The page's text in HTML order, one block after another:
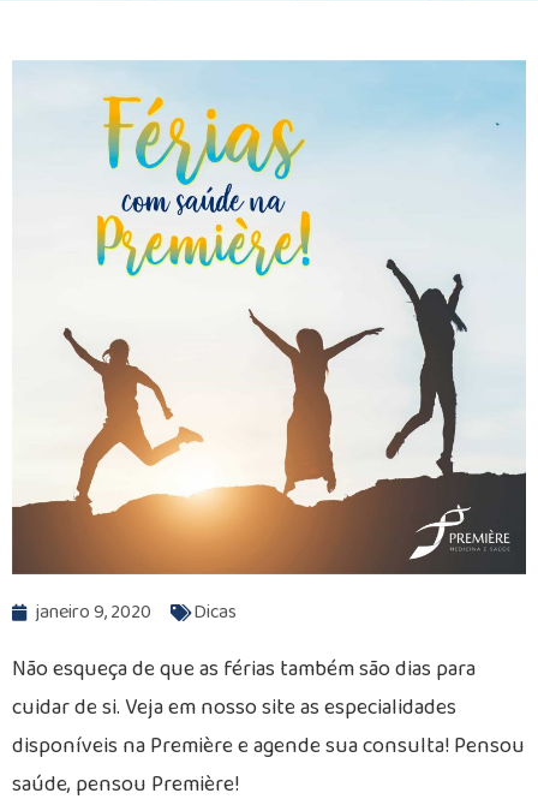
janeiro 9, 2020 Dicas
Não esqueça de que as férias também são dias para
cuidar de si. Veja em nosso site as especialidades
disponíveis na Première e agende sua consulta! Pensou
saúde, pensou Première!